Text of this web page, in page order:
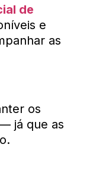
de
e
as
os
já que as